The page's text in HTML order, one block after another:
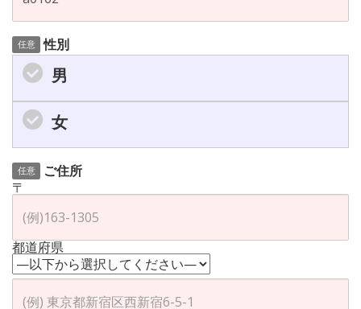
任意 性別
男
女
任意
ご住所
〒
都道府県